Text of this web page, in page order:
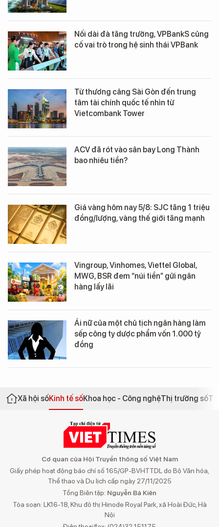
Nối dài đà tăng trưởng, VPBankS củng
cố vai trò trong hệ sinh thái VPBank
Từ thương cảng Sài Gòn đến trung
tâm tài chính quốc tế nhìn từ
Vietcombank Tower
ACV đã rót vào sân bay Long Thành
bao nhiêu tiền?
Giá vàng hôm nay 5/8: SJC tăng 1 triệu
đồng/lượng, vàng thế giới tăng mạnh
Vingroup, Vinhomes, Viettel Global,
MWG, BSR đem “núi tiền” gửi ngân
hàng lấy lãi
Ái nữ của một chủ tịch ngân hàng làm
sếp công ty dược phẩm vốn 1.000 tỷ
đồng
Xã hội sốKinh tế sốKhoa học - Công nghệThị trường số
Cơ quan của Hội Truyền thông số Việt Nam
Giấy phép hoạt động báo chí số 165/GP-BVHTTDL do Bộ Văn hóa,
Thể thao và Du lịch cấp ngày 27/11/2025
Tổng Biên tập: Nguyễn Bá Kiên
Tòa soạn: LK16-18, Khu đô thị Hinode Royal Park, xã Hoài Đức, Hà
Nội